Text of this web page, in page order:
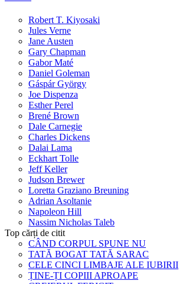
Robert T. Kiyosaki
Jules Verne
Jane Austen
Gary Chapman
Gabor Maté
Daniel Goleman
Gáspár György
Joe Dispenza
Esther Perel
Brené Brown
Dale Carnegie
Charles Dickens
Dalai Lama
Eckhart Tolle
Jeff Keller
Judson Brewer
Loretta Graziano Breuning
Adrian Asoltanie
Napoleon Hill
Nassim Nicholas Taleb
Top cărți de citit
CÂND CORPUL SPUNE NU
TATĂ BOGAT TATĂ SARAC
CELE CINCI LIMBAJE ALE IUBIRII
ȚINE-ȚI COPIII APROAPE